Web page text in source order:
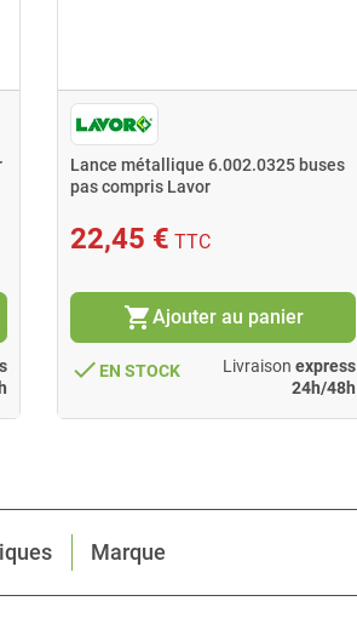
Lance métallique 6.002.0325 buses
pas compris Lavor
22,45 € TTC
shopping_cartAjouter au panier
done EN STOCK Livraison express
24h/48h
Marque